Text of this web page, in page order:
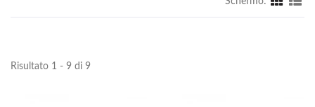
Risultato 1 - 9 di 9